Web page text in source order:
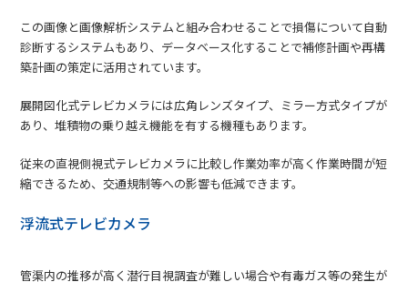
この画像と画像解析システムと組み合わせることで損傷について自動
診断するシステムもあり、データベース化することで補修計画や再構
築計画の策定に活用されています。
展開図化式テレビカメラには広角レンズタイプ、ミラー方式タイプが
あり、堆積物の乗り越え機能を有する機種もあります。
従来の直視側視式テレビカメラに比較し作業効率が高く作業時間が短
縮できるため、交通規制等への影響も低減できます。
浮流式テレビカメラ
管渠内の推移が高く潜行目視調査が難しい場合や有毒ガス等の発生が